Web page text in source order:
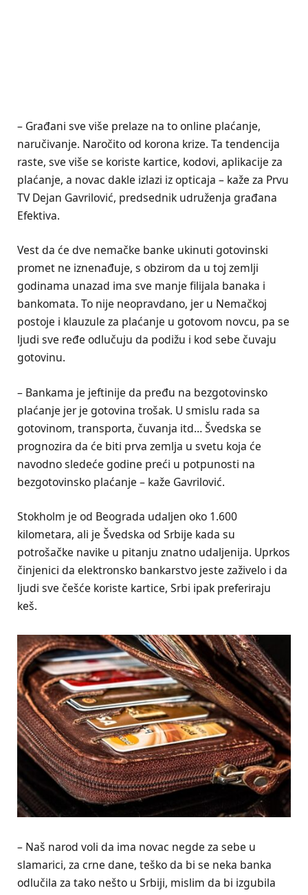
– Građani sve više prelaze na to online plaćanje,
naručivanje. Naročito od korona krize. Ta tendencija
raste, sve više se koriste kartice, kodovi, aplikacije za
plaćanje, a novac dakle izlazi iz opticaja – kaže za Prvu
TV Dejan Gavrilović, predsednik udruženja građana
Efektiva.
Vest da će dve nemačke banke ukinuti gotovinski
promet ne iznenađuje, s obzirom da u toj zemlji
godinama unazad ima sve manje filijala banaka i
bankomata. To nije neopravdano, jer u Nemačkoj
postoje i klauzule za plaćanje u gotovom novcu, pa se
ljudi sve ređe odlučuju da podižu i kod sebe čuvaju
gotovinu.
– Bankama je jeftinije da pređu na bezgotovinsko
plaćanje jer je gotovina trošak. U smislu rada sa
gotovinom, transporta, čuvanja itd… Švedska se
prognozira da će biti prva zemlja u svetu koja će
navodno sledeće godine preći u potpunosti na
bezgotovinsko plaćanje – kaže Gavrilović.
Stokholm je od Beograda udaljen oko 1.600
kilometara, ali je Švedska od Srbije kada su
potrošačke navike u pitanju znatno udaljenija. Uprkos
činjenici da elektronsko bankarstvo jeste zaživelo i da
ljudi sve češće koriste kartice, Srbi ipak preferiraju
keš.
– Naš narod voli da ima novac negde za sebe u
slamarici, za crne dane, teško da bi se neka banka
odlučila za tako nešto u Srbiji, mislim da bi izgubila